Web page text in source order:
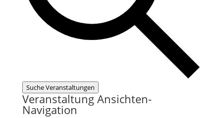
Suche Veranstaltungen
Veranstaltung Ansichten-
Navigation